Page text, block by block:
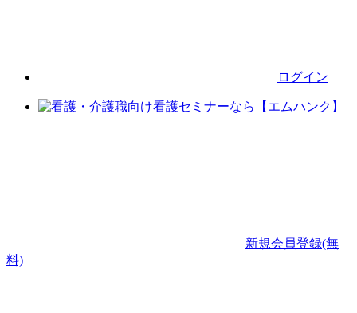
ログイン
新規会員登録(無
料)